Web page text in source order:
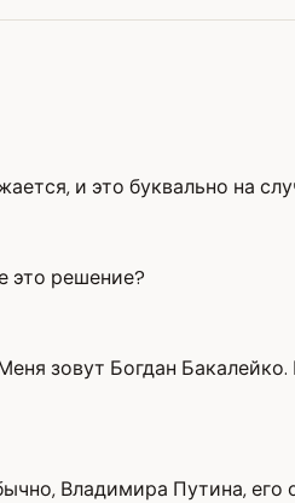
и это буквально на
это решение?
зовут Богдан
Владимира Путина, его